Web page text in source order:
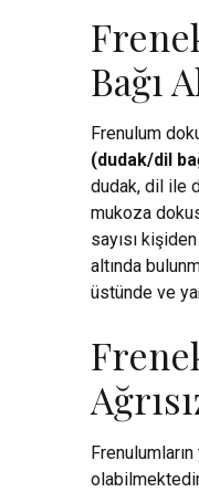
Bağı
Frenulum
(dudak/dil
dudak, dil ile
mukoza
sayısı
altında
üstünde ve